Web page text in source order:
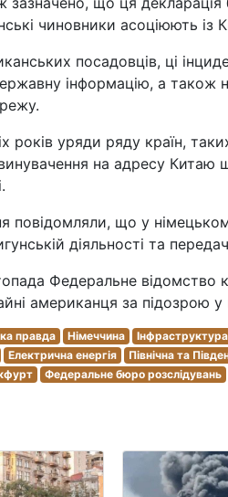
чиновники асоціюють із
посадовців, ці
інформацію, а також
років уряди ряду країн,
на адресу Китаю
повідомляли, що у
діяльності та
Федеральне відомство
американця за підозрою у
правда Німеччина Інфраструктура
Електрична енергія Північна та
Федеральне бюро розслідувань